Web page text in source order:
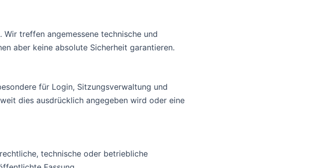
treffen angemessene technische und
aber keine absolute Sicherheit garantieren.
für Login, Sitzungsverwaltung und
dies ausdrücklich angegeben wird oder eine
technische oder betriebliche